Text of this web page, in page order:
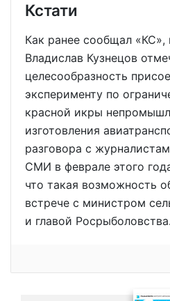
Кстати
Как ранее сообщал «КС»,
Владислав Кузнецов
целесообразность
эксперименту по
красной икры
изготовления
разговора с
СМИ в феврале этого
что такая возможность
встрече с министром
и главой Росрыболовства.